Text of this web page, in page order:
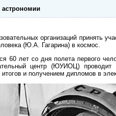
астрономии
организаций принять
(Ю.А. Гагарина) в космос.
60 лет со дня полета первого
центр (ЮУИОЦ)
и получением дипломов в